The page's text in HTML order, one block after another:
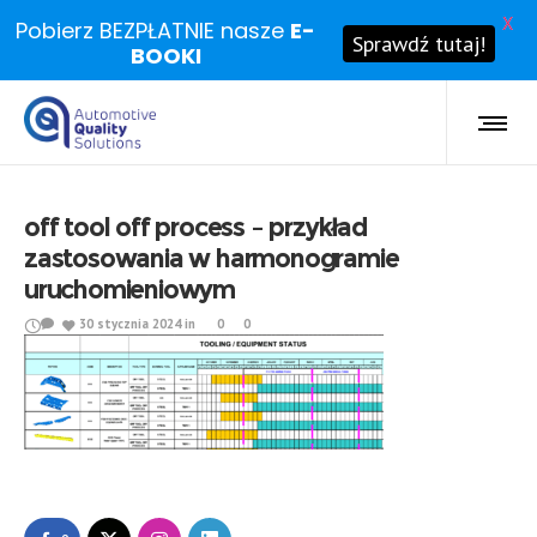
off tool off process – przykład
zastosowania w harmonogramie
uruchomieniowym
30 stycznia 2024 in 0 0
Pobierz BEZPŁATNIE nasze E-
BOOKI
Sprawdź tutaj!
X